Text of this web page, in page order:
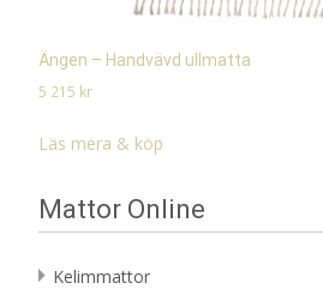
Ängen – Handvävd ullmatta
5 215 kr
Läs mera & köp
Mattor Online
Kelimmattor